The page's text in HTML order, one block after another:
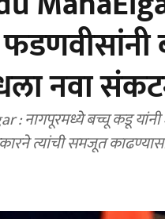
नवा
नागपूरमध्ये बच्चू कडू यांनी
त्यांची समजूत